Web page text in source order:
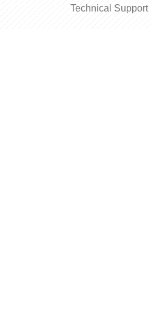
Technical Support